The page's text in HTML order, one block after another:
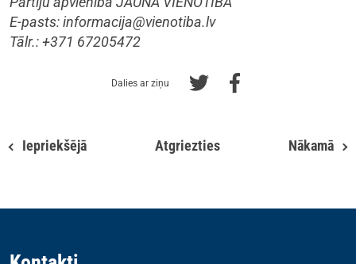
E-pasts:informacija@vienotiba.lv
Tālr.: +371 67205472
Dalies ar ziņu
Iepriekšējā Atgriezties Nākamā